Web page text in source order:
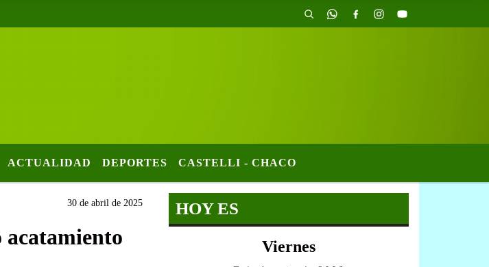
ACTUALIDAD DEPORTES CASTELLI - CHACO
30 de abril de 2025
acatamiento
HOY ES
Viernes